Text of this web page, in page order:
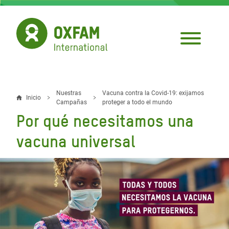
Pasar
contenido
principal
Sobrescribir
enlaces
de
ayuda
a
la
navegación
Inicio
Nuestras
Campañas
Vacuna contra la Covid-19: exijamos
proteger a todo el mundo
Por qué necesitamos una
vacuna universal